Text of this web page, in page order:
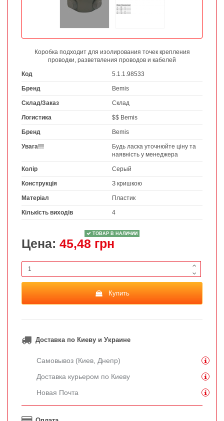
Коробка подходит для изолирования точек крепления
проводки, разветвления проводов и кабелей
Код
5.1.1.98533
Бренд Bemis
Склад/Заказ Склад
Логистика $$ Bemis
Бренд Bemis
Увага!!!
Будь ласка уточнюйте ціну та
наявність у менеджера
Колір Серый
Конструкція З кришкою
Матеріал Пластик
Кількість виходів 4
ТОВАР В НАЛИЧИИ
Цена: 45,48 грн
Купить
Доставка по Киеву и Украине
Самовывоз (Киев, Днепр)
Доставка курьером по Киеву
Новая Почта